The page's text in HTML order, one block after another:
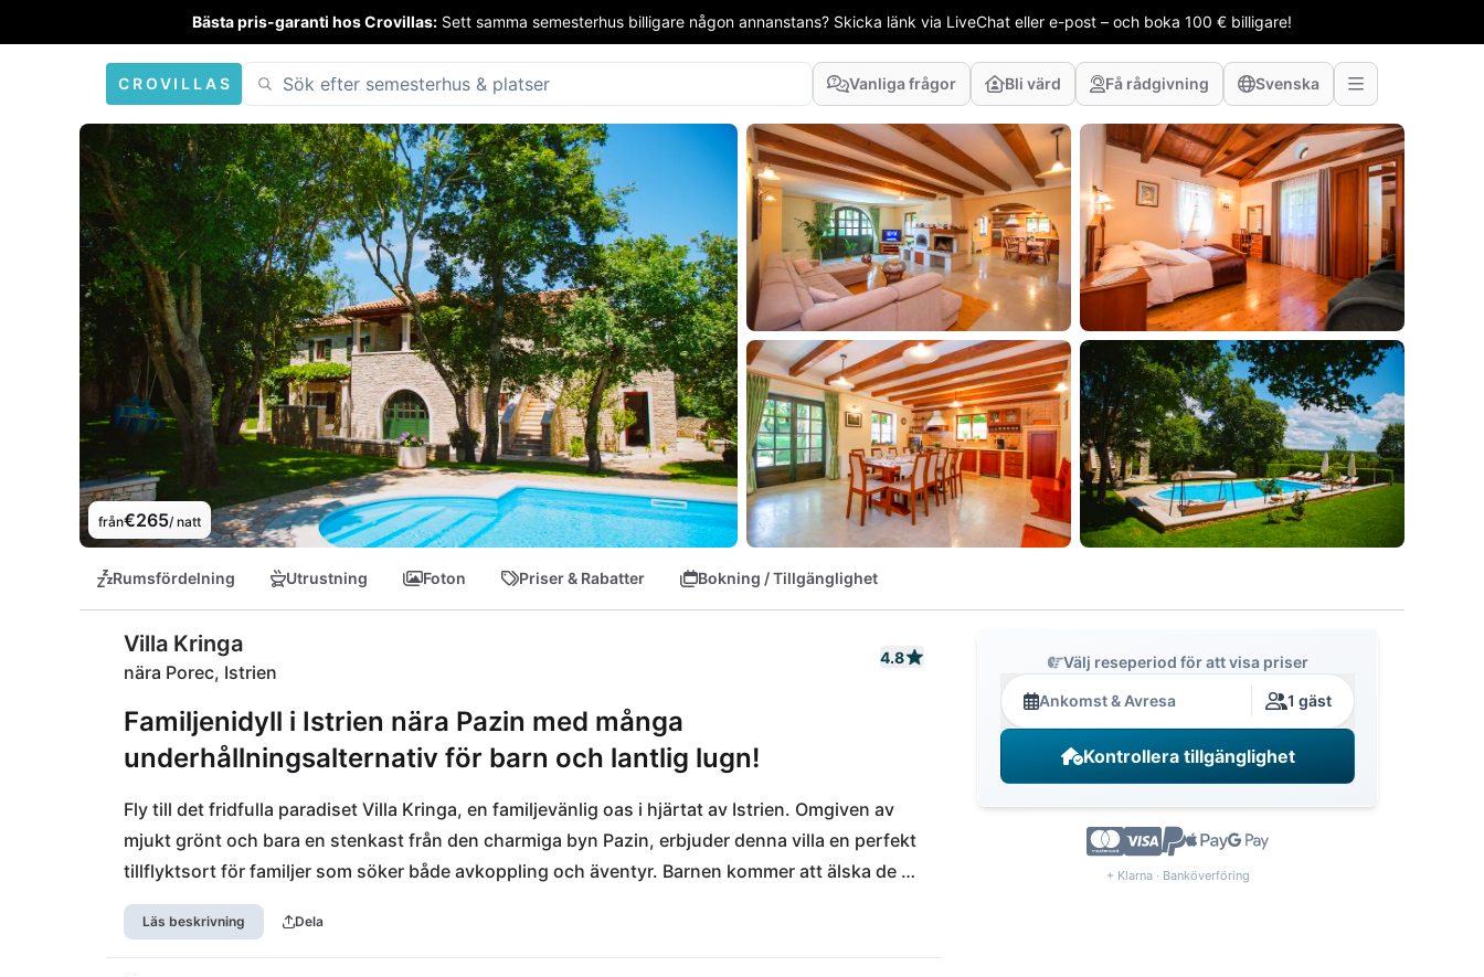
Bästa pris-garanti hos Crovillas: Sett samma semesterhus billigare någon annanstans? Skicka länk via LiveChat eller e-post – och boka 100 € billigare!
CROVILLAS Vanliga frågor Bli värd Få rådgivning Svenska
från€265/ natt
Rumsfördelning Utrustning Foton Priser & Rabatter Bokning / Tillgänglighet
Villa Kringa
nära Porec, Istrien
4.8
Familjenidyll i Istrien nära Pazin med många
underhållningsalternativ för barn och lantlig lugn!
Fly till det fridfulla paradiset Villa Kringa, en familjevänlig oas i hjärtat av Istrien. Omgiven av
mjukt grönt och bara en stenkast från den charmiga byn Pazin, erbjuder denna villa en perfekt
tillflyktsort för familjer som söker både avkoppling och äventyr. Barnen kommer att älska de
olika lekmöjligheterna, medan vuxna kan njuta av lugnet i det lantliga livet. Kulinariska
upplevelser väntar dig på den närliggande restaurangen Vijulin, eller utforska det historiska
Poreč och den pittoreska Rovinj - båda endast en kort bilresa bort. Och när det är dags för
Läs beskrivning Dela
Välj reseperiod för att visa priser
Ankomst & Avresa 1 gäst
Kontrollera tillgänglighet
+ Klarna · Banköverföring